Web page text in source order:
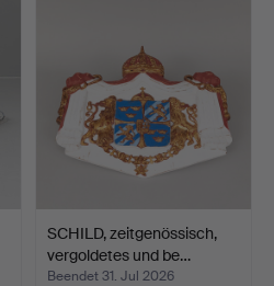
SCHILD, zeitgenössisch,
vergoldetes und be…
Beendet 31. Jul 2026